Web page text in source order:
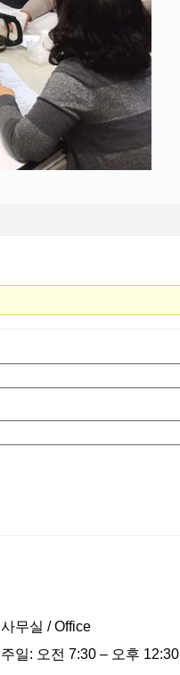
사무실 / Office
주일: 오전 7:30 – 오후 12:30